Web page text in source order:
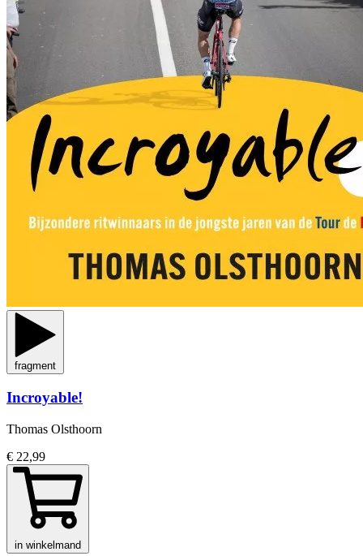
fragment
Incroyable!
Thomas Olsthoorn
€ 22,99
in winkelmand